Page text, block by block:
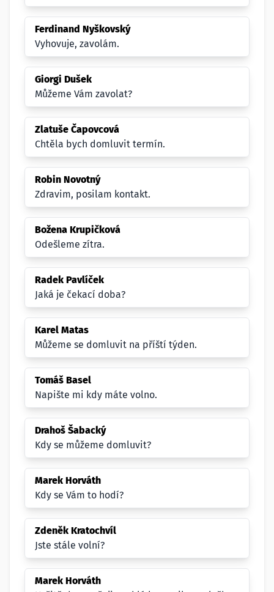
Ferdinand Nyškovský
Vyhovuje, zavolám.
Giorgi Dušek
Můžeme Vám zavolat?
Zlatuše Čapovcová
Chtěla bych domluvit termín.
Robin Novotný
Zdravim, posilam kontakt.
Božena Krupičková
Odešleme zítra.
Radek Pavlíček
Jaká je čekací doba?
Karel Matas
Můžeme se domluvit na příští týden.
Tomáš Basel
Napište mi kdy máte volno.
Drahoš Šabacký
Kdy se můžeme domluvit?
Marek Horváth
Kdy se Vám to hodí?
Zdeněk Kratochvíl
Jste stále volní?
Marek Horváth